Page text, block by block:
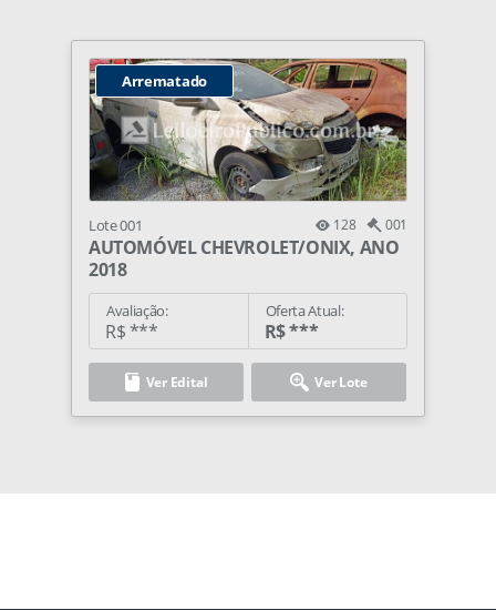
Arrematado
Lote 001 128 001
AUTOMÓVEL CHEVROLET/ONIX, ANO
2018
Avaliação:
R$ ***
Oferta Atual:
R$ ***
Ver Edital Ver Lote